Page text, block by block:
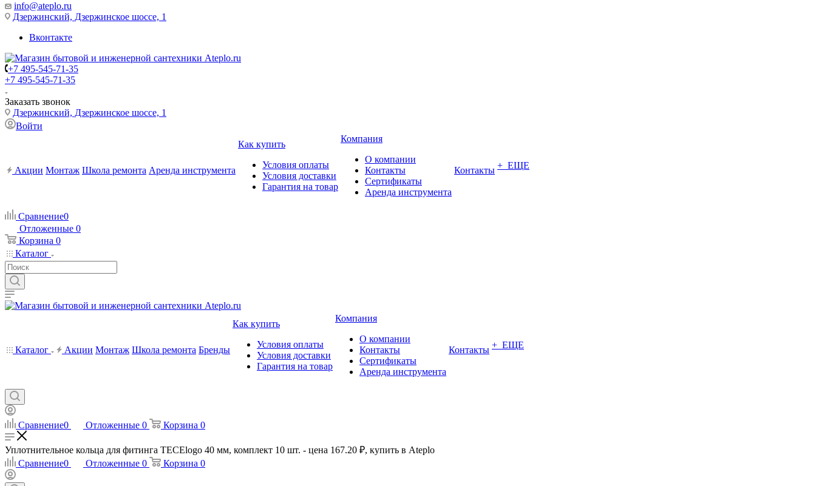
info@ateplo.ru
Дзержинский, Дзержинское шоссе, 1
Вконтакте
+7 495-545-71-35
+7 495-545-71-35
Заказать звонок
Дзержинский, Дзержинское шоссе, 1
Войти
Акции Монтаж Школа ремонта Аренда инструмента
Как купить
Условия оплаты
Условия доставки
Гарантия на товар
Компания
О компании
Контакты
Сертификаты
Аренда инструмента
Контакты + ЕЩЕ
Сравнение0
Отложенные 0
Корзина 0
Каталог
Каталог Акции Монтаж Школа ремонта Бренды
Как купить
Условия оплаты
Условия доставки
Гарантия на товар
Компания
О компании
Контакты
Сертификаты
Аренда инструмента
Контакты + ЕЩЕ
Сравнение0 Отложенные 0 Корзина 0
Уплотнительное кольца для фитинга ТЕСЕlogo 40 мм, комплект 10 шт. - цена 167.20 ₽, купить в Ateplo
Сравнение0 Отложенные 0 Корзина 0